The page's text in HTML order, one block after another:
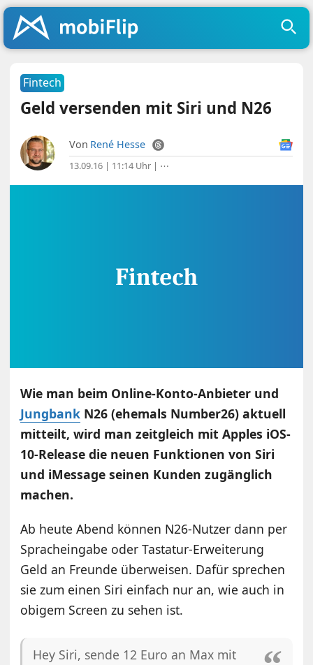
Fintech
Geld versenden mit Siri und N26
Von René Hesse
13.09.16 | 11:14 Uhr | ⋯
Wie man beim Online-Konto-Anbieter und
Jungbank N26 (ehemals Number26) aktuell
mitteilt, wird man zeitgleich mit Apples iOS-
10-Release die neuen Funktionen von Siri
und iMessage seinen Kunden zugänglich
machen.
Ab heute Abend können N26-Nutzer dann per
Spracheingabe oder Tastatur-Erweiterung
Geld an Freunde überweisen. Dafür sprechen
sie zum einen Siri einfach nur an, wie auch in
obigem Screen zu sehen ist.
Hey Siri, sende 12 Euro an Max mit